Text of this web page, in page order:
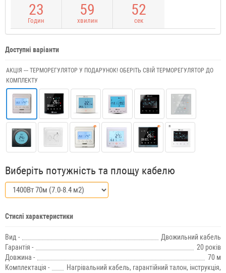
23
Годин
59
хвилин
51
сек
Доступні варіанти
АКЦІЯ --- ТЕРМОРЕГУЛЯТОР У ПОДАРУНОК! ОБЕРІТЬ СВІЙ ТЕРМОРЕГУЛЯТОР ДО
КОМПЛЕКТУ
Виберіть потужність та площу кабелю
Стислі характеристики
Вид -
Двожильний кабель
Гарантія -
20 років
Довжина -
70 м
Комплектація -
Нагрівальний кабель, гарантійний талон, інструкція,